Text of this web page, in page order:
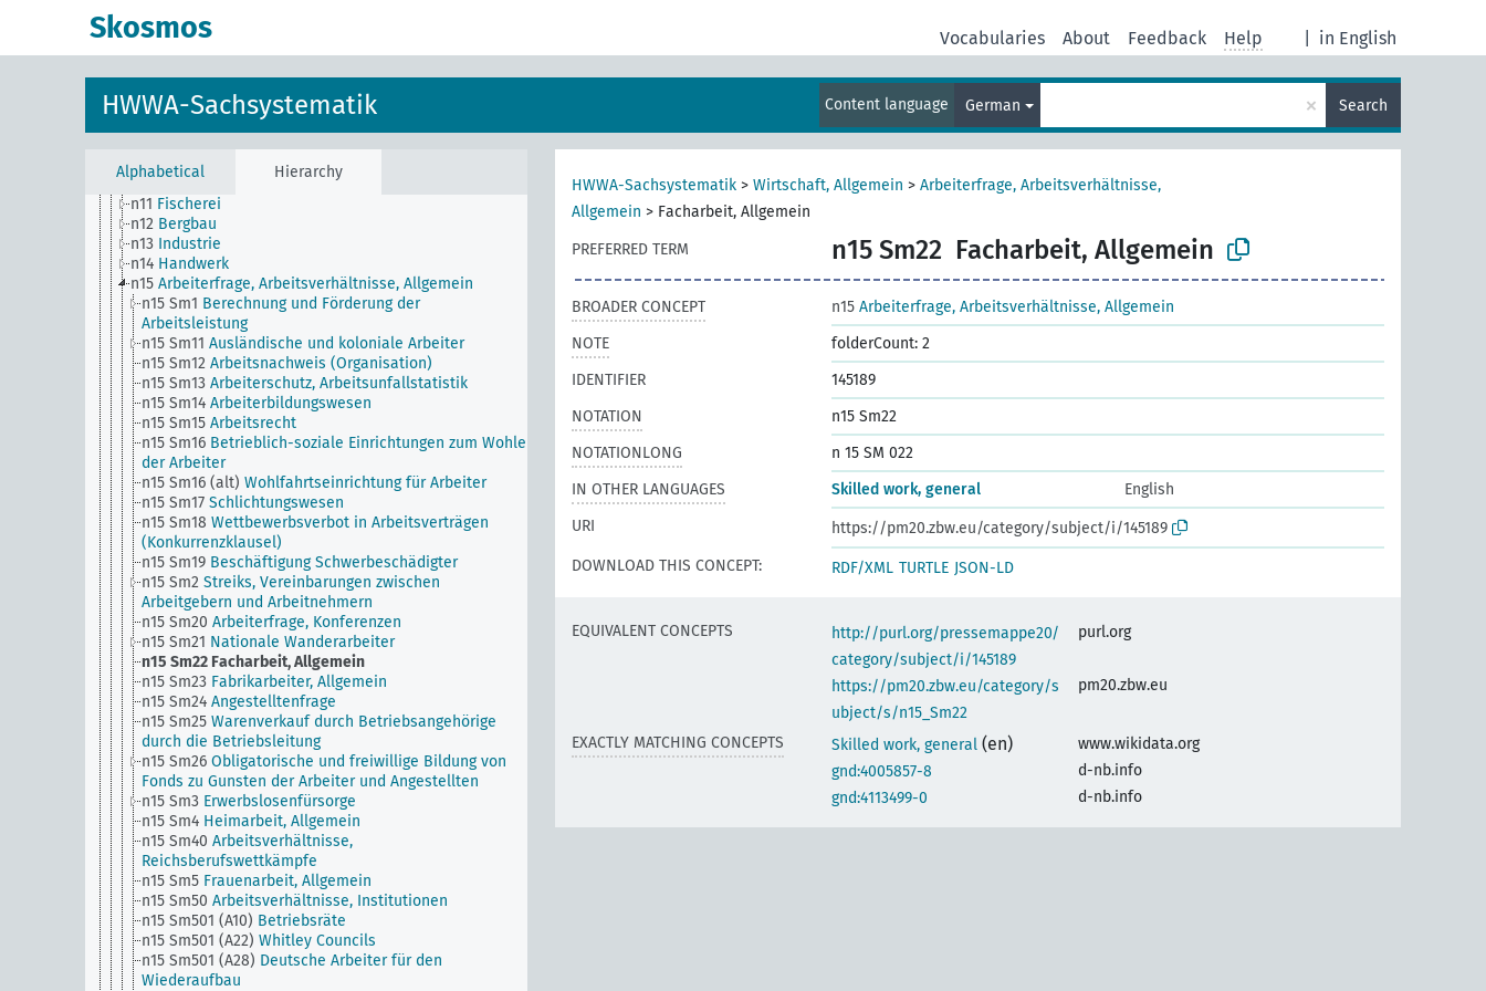
Skosmos in English
Vocabularies About Feedback Help
HWWA-Sachsystematik Content language German × Search
Alphabetical Hierarchy
n Sm60 Wirtschaft, Technik, Allgemein
n Sm70 Wirtschaft, Finanzierungsfragen, Allgemein
Normung, Standardisierung
n1 Wirtschaftspolitik
n10
n11 Fischerei
n12 Bergbau
n13 Industrie
n14 Handwerk
n15 Arbeiterfrage, Arbeitsverhältnisse, Allgemein
n15 Sm1 Berechnung und Förderung der
Arbeitsleistung
n15 Sm11 Ausländische und koloniale Arbeiter
n15 Sm12 Arbeitsnachweis (Organisation)
n15 Sm13 Arbeiterschutz, Arbeitsunfallstatistik
n15 Sm14 Arbeiterbildungswesen
n15 Sm15 Arbeitsrecht
n15 Sm16 Betrieblich-soziale Einrichtungen zum Wohle
der Arbeiter
n15 Sm16 (alt) Wohlfahrtseinrichtung für Arbeiter
n15 Sm17 Schlichtungswesen
n15 Sm18 Wettbewerbsverbot in Arbeitsverträgen
(Konkurrenzklausel)
n15 Sm19 Beschäftigung Schwerbeschädigter
n15 Sm2 Streiks, Vereinbarungen zwischen
Arbeitgebern und Arbeitnehmern
n15 Sm20 Arbeiterfrage, Konferenzen
n15 Sm21 Nationale Wanderarbeiter
n15 Sm22 Facharbeit, Allgemein
n15 Sm23 Fabrikarbeiter, Allgemein
n15 Sm24 Angestelltenfrage
n15 Sm25 Warenverkauf durch Betriebsangehörige
durch die Betriebsleitung
n15 Sm26 Obligatorische und freiwillige Bildung von
Fonds zu Gunsten der Arbeiter und Angestellten
n15 Sm3 Erwerbslosenfürsorge
n15 Sm4 Heimarbeit, Allgemein
n15 Sm40 Arbeitsverhältnisse,
Reichsberufswettkämpfe
n15 Sm5 Frauenarbeit, Allgemein
n15 Sm50 Arbeitsverhältnisse, Institutionen
n15 Sm501 (A10) Betriebsräte
n15 Sm501 (A22) Whitley Councils
n15 Sm501 (A28) Deutsche Arbeiter für den
Wiederaufbau
HWWA-Sachsystematik > Wirtschaft, Allgemein > Arbeiterfrage, Arbeitsverhältnisse,
Allgemein > Facharbeit, Allgemein
PREFERRED TERM
n15 Sm22 Facharbeit, Allgemein
BROADER CONCEPT n15 Arbeiterfrage, Arbeitsverhältnisse, Allgemein
NOTE
folderCount: 2
IDENTIFIER
145189
NOTATION
n15 Sm22
NOTATIONLONG
n 15 SM 022
IN OTHER LANGUAGES
Skilled work, general
English
URI
https://pm20.zbw.eu/category/subject/i/145189
DOWNLOAD THIS CONCEPT:
RDF/XML TURTLE JSON-LD
EQUIVALENT CONCEPTS
http://purl.org/pressemappe20/
category/subject/i/145189
purl.org
https://pm20.zbw.eu/category/s
ubject/s/n15_Sm22
pm20.zbw.eu
EXACTLY MATCHING CONCEPTS Skilled work, general (en)
www.wikidata.org
gnd:4005857-8
d-nb.info
gnd:4113499-0
d-nb.info